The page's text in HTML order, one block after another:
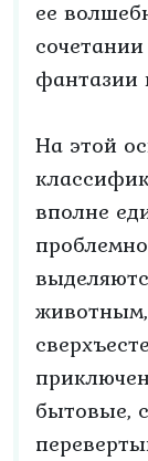
ее
фантазии
На этой
вполне
бытовые,